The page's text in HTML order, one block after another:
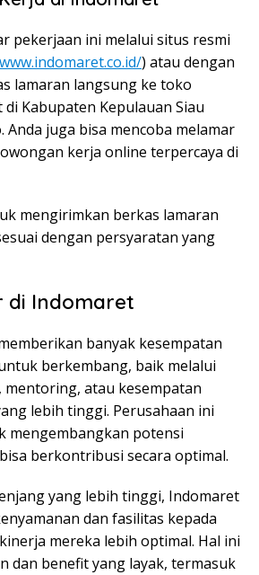
pekerjaan ini melalui situs resmi
) atau dengan
lamaran langsung ke toko
Kabupaten Kepulauan Siau
Anda juga bisa mencoba melamar
kerja online terpercaya di
mengirimkan berkas lamaran
dengan persyaratan yang
di Indomaret
banyak kesempatan
berkembang, baik melalui
atau kesempatan
lebih tinggi. Perusahaan ini
mengembangkan potensi
berkontribusi secara optimal.
yang lebih tinggi, Indomaret
dan fasilitas kepada
mereka lebih optimal. Hal ini
dan benefit yang layak, termasuk